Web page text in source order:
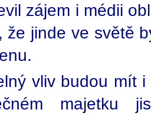
zájem i médii
že jinde ve světě
vliv budou mít
majetku